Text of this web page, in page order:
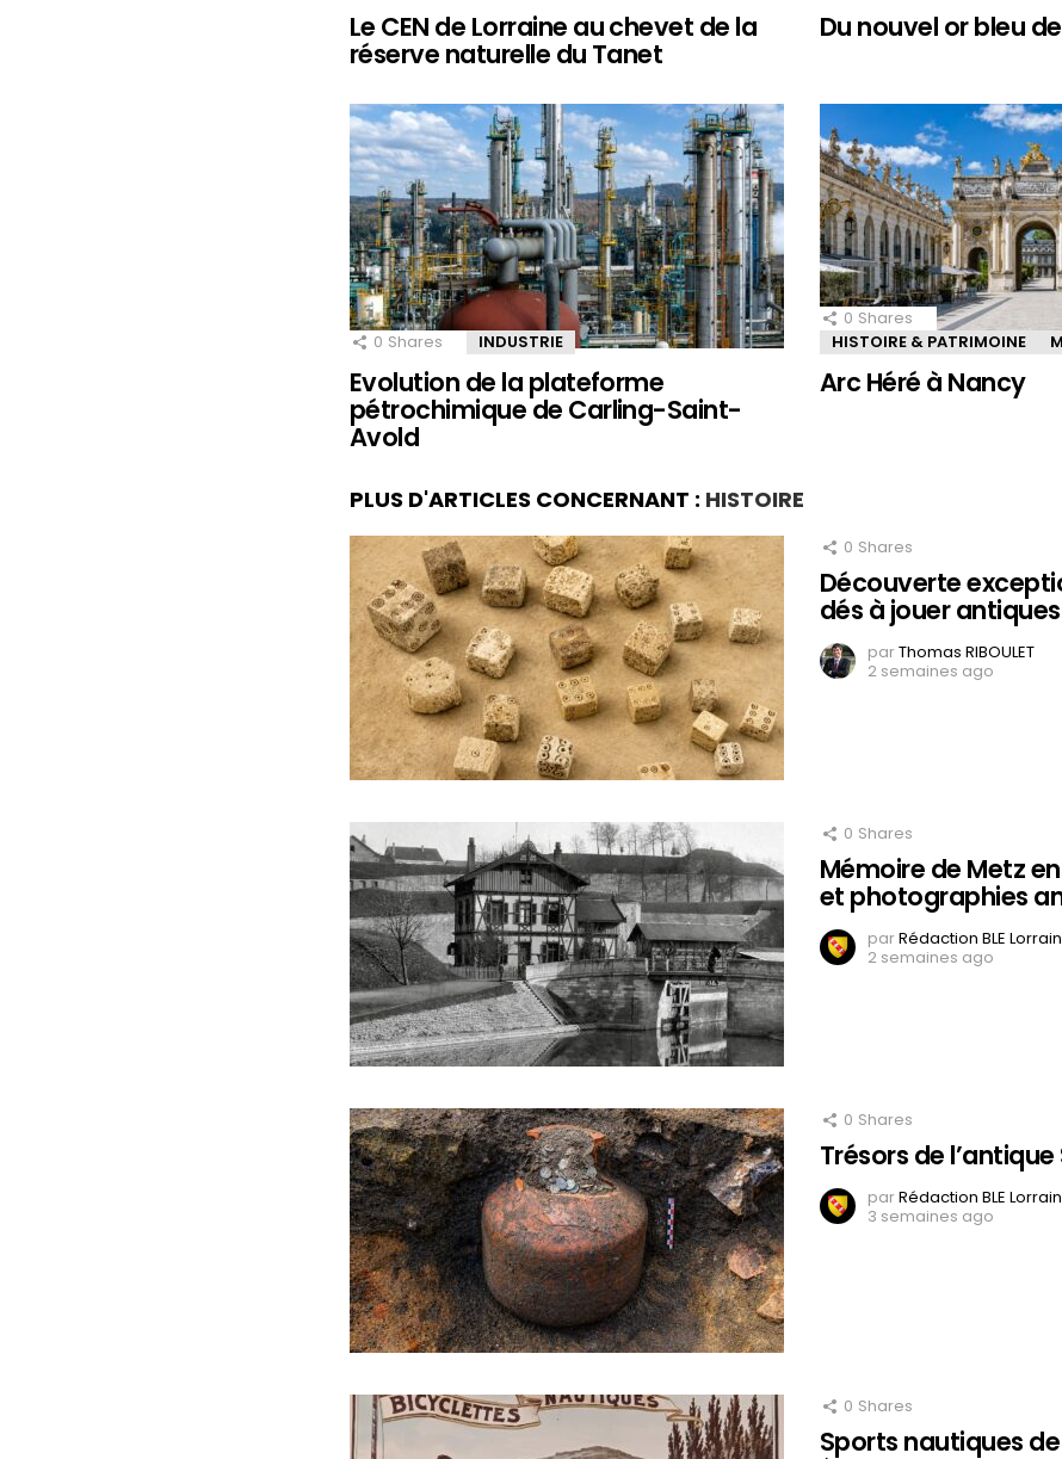
Le CEN de Lorraine au chevet de la
réserve naturelle du Tanet
Du nouvel or bleu
0 Shares INDUSTRIE
Evolution de la plateforme
pétrochimique de Carling-Saint-
Avold
0 Shares
HISTOIRE & PATRIMOINE
Arc Héré à Nancy
PLUS D'ARTICLES CONCERNANT : HISTOIRE
0 Shares
Découverte
dés à jouer
parThomas RIBOULET
2 semaines ago
0 Shares
Mémoire de Metz
et photographies
parRédaction BLE
2 semaines ago
0 Shares
Trésors de
parRédaction BLE
3 semaines ago
0 Shares
Sports nautiques